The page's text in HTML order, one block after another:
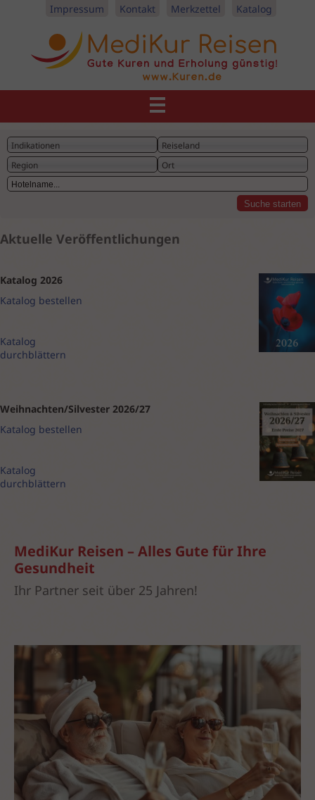
Impressum Kontakt Merkzettel Katalog
Indikationen
Reiseland
Region
Ort
Aktuelle Veröffentlichungen
Katalog 2026
Katalog bestellen
Katalog
durchblättern
Weihnachten/Silvester 2026/27
Katalog bestellen
Katalog
durchblättern
MediKur Reisen – Alles Gute für Ihre
Gesundheit
Ihr Partner seit über 25 Jahren!